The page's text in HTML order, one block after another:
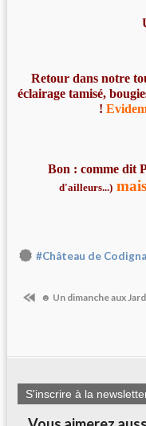
Retour dans notre
éclairage tamisé,
!
Bon : comme dit
d'ailleurs...)
#Château de
☻ Un dimanche aux
S'inscrire à la